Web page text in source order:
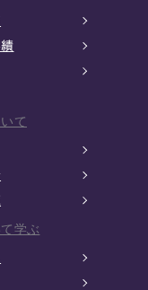
て
学ぶ